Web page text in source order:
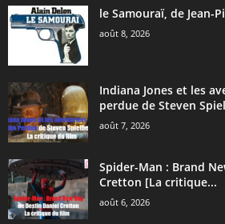
le Samouraï, de Jean-
août 8, 2026
Indiana Jones et les
perdue de Steven
août 7, 2026
Spider-Man : Brand
Cretton [La critique...
août 6, 2026